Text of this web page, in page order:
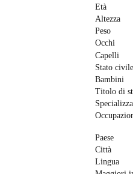
Età
Altezza
Peso
Occhi
Capelli
Stato civile
Bambini
Titolo di
Paese
Città
Lingua